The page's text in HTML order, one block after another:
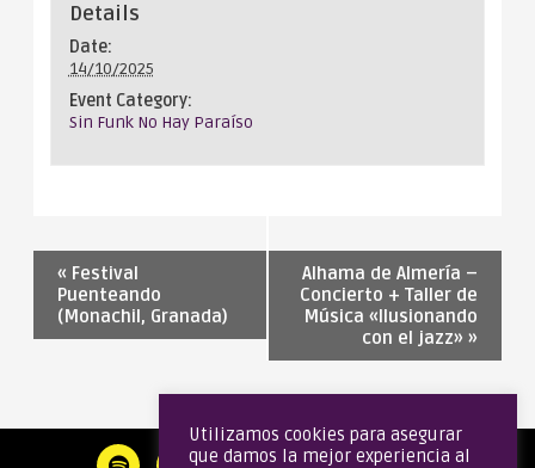
Details
Date:
14/10/2025
Event Category:
Sin Funk No Hay Paraíso
« Festival
Puenteando
(Monachil, Granada)
Alhama de Almería –
Concierto + Taller de
Música «Ilusionando
con el jazz»»
Utilizamos cookies para asegurar
que damos la mejor experiencia al